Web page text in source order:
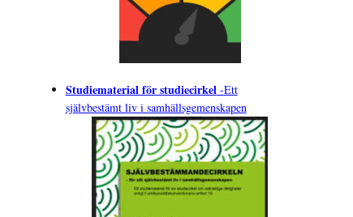
Studiematerial för studiecirkel-Ett
självbestämt liv i samhällsgemenskapen